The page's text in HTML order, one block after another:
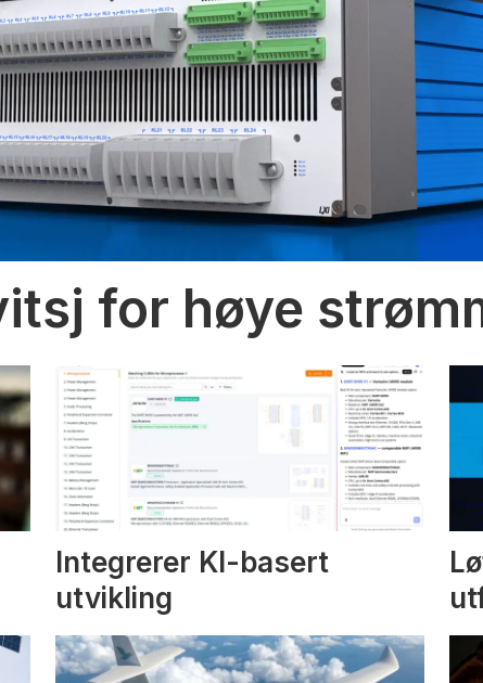
for høye
Integrerer KI-basert
utvikling